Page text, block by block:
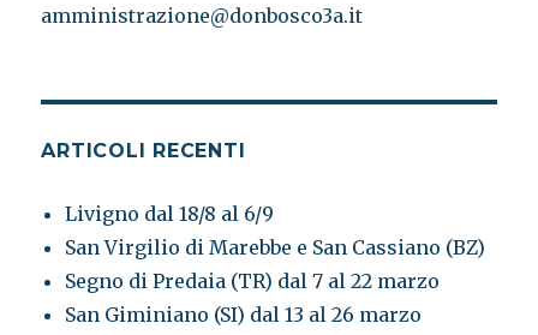
amministrazione@donbosco3a.it
ARTICOLI RECENTI
Livigno dal 18/8 al 6/9
San Virgilio di Marebbe e San Cassiano (BZ)
Segno di Predaia (TR) dal 7 al 22 marzo
San Giminiano (SI) dal 13 al 26 marzo